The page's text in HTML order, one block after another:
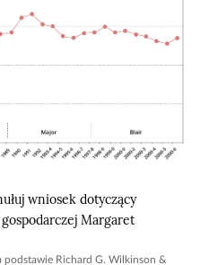
wniosek dotyczący
Margaret
podstawie Richard G. Wilkinson &